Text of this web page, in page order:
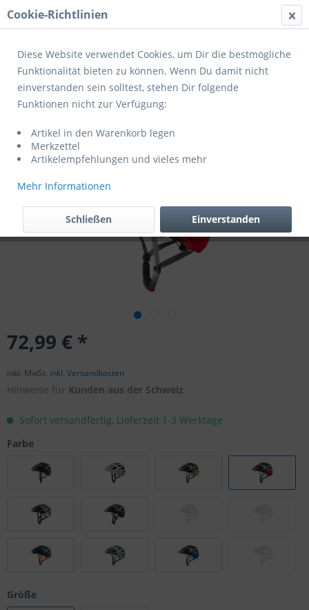
Menü
Übersicht Helme Erwachsene
72,99 € *
inkl. MwSt. inkl. Versandkosten
Hinweise für Kunden aus der Schweiz
Sofort versandfertig, Lieferzeit 1-3 Werktage
Farbe
Größe
Cookie-Richtlinien
Diese Website verwendet Cookies, um Dir die bestmögliche
Funktionalität bieten zu können. Wenn Du damit nicht
einverstanden sein solltest, stehen Dir folgende
Funktionen nicht zur Verfügung:
Artikel in den Warenkorb legen
Merkzettel
Artikelempfehlungen und vieles mehr
Mehr Informationen
Einverstanden
Schließen